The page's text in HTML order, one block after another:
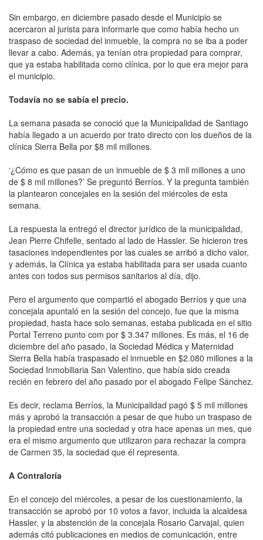
Sin embargo, en diciembre pasado desde el Municipio se
acercaron al jurista para informarle que como había hecho un
traspaso de sociedad del inmueble, la compra no se iba a poder
llevar a cabo. Además, ya tenían otra propiedad para comprar,
que ya estaba habilitada como clínica, por lo que era mejor para
el municipio.
Todavía no se sabía el precio.
La semana pasada se conoció que la Municipalidad de Santiago
había llegado a un acuerdo por trato directo con los dueños de la
clínica Sierra Bella por $8 mil millones.
‘¿Cómo es que pasan de un inmueble de $ 3 mil millones a uno
de $ 8 mil millones?’ Se preguntó Berríos. Y la pregunta también
la plantearon concejales en la sesión del miércoles de esta
semana.
La respuesta la entregó el director jurídico de la municipalidad,
Jean Pierre Chifelle, sentado al lado de Hassler. Se hicieron tres
tasaciones independientes por las cuales se arribó a dicho valor,
y además, la Clínica ya estaba habilitada para ser usada cuanto
antes con todos sus permisos sanitarios al día, dijo.
Pero el argumento que compartió el abogado Berríos y que una
concejala apuntaló en la sesión del concejo, fue que la misma
propiedad, hasta hace solo semanas, estaba publicada en el sitio
Portal Terreno punto com por $ 3.347 millones. Es más, el 16 de
diciembre del año pasado, la Sociedad Médica y Maternidad
Sierra Bella había traspasado el inmueble en $2.080 millones a la
Sociedad Inmobiliaria San Valentino, que había sido creada
recién en febrero del año pasado por el abogado Felipe Sánchez.
Es decir, reclama Berríos, la Municipalidad pagó $ 5 mil millones
más y aprobó la transacción a pesar de que hubo un traspaso de
la propiedad entre una sociedad y otra hace apenas un mes, que
era el mismo argumento que utilizaron para rechazar la compra
de Carmen 35, la sociedad que él representa.
A Contraloría
En el concejo del miércoles, a pesar de los cuestionamiento, la
transacción se aprobó por 10 votos a favor, incluida la alcaldesa
Hassler, y la abstención de la concejala Rosario Carvajal, quien
además citó publicaciones en medios de comunicación, entre